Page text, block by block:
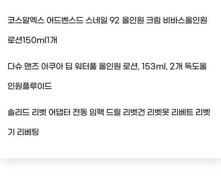
코스알엑스 어드벤스드 스네일 92 올인원 크림 비바스올인원
로션150ml1개
다슈 맨즈 아쿠아 딥 워터풀 올인원 로션, 153ml, 2개 독도올
인원플루이드
솔리드 리벳 어댑터 전동 임팩 드릴 리벳건 리벳못 리베트 리벳
기 리베팅